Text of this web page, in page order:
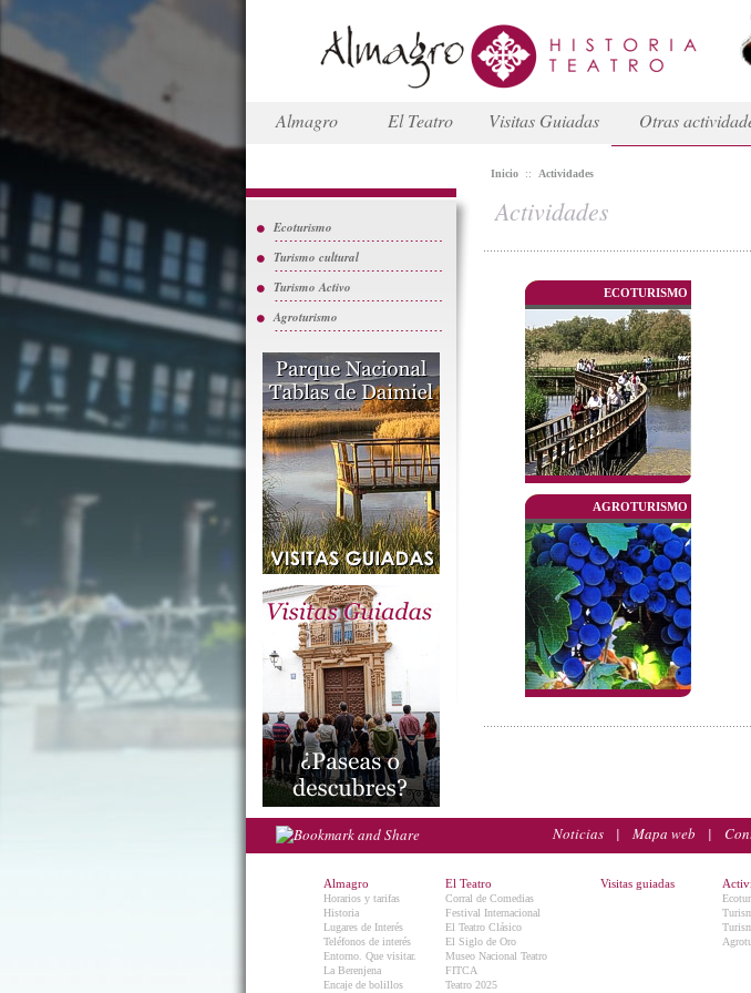
Almagro El Teatro Visitas Guiadas Otras
Ecoturismo
Turismo cultural
Turismo Activo
Agroturismo
Inicio :: Actividades
Actividades
ECOTURISMO
AGROTURISMO
Noticias | Mapa web |
Almagro
Horarios y tarifas
Historia
Lugares de Interés
Teléfonos de interés
Entorno. Que visitar.
La Berenjena
Encaje de bolillos
El Teatro
Corral de Comedias
Festival Internacional
El Teatro Clásico
El Siglo de Oro
Museo Nacional Teatro
FITCA
Teatro 2025
Visitas guiadas